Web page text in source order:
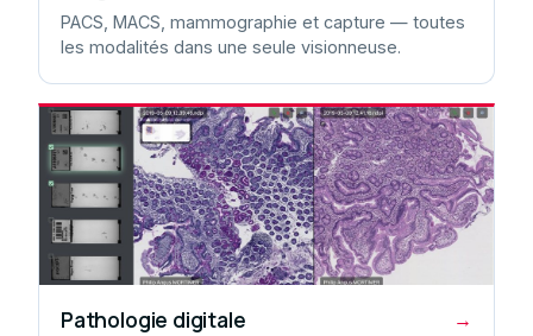
PACS, MACS, mammographie et capture — toutes
les modalités dans une seule visionneuse.
Pathologie digitale →